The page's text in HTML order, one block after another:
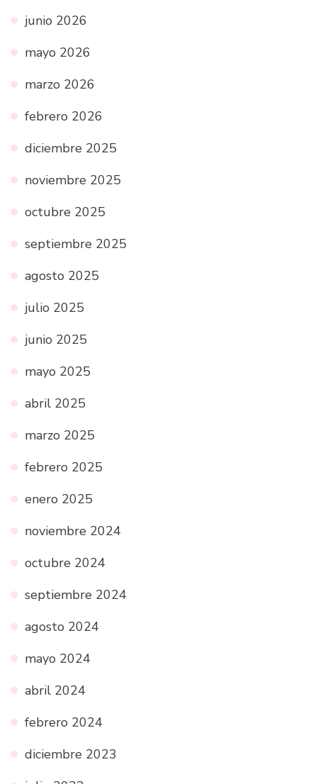
junio 2026
mayo 2026
marzo 2026
febrero 2026
diciembre 2025
noviembre 2025
octubre 2025
septiembre 2025
agosto 2025
julio 2025
junio 2025
mayo 2025
abril 2025
marzo 2025
febrero 2025
enero 2025
noviembre 2024
octubre 2024
septiembre 2024
agosto 2024
mayo 2024
abril 2024
febrero 2024
diciembre 2023